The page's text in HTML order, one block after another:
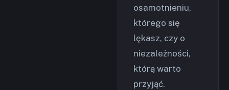
osamotnieniu,
którego się
lękasz, czy o
niezależności,
którą warto
przyjąć.